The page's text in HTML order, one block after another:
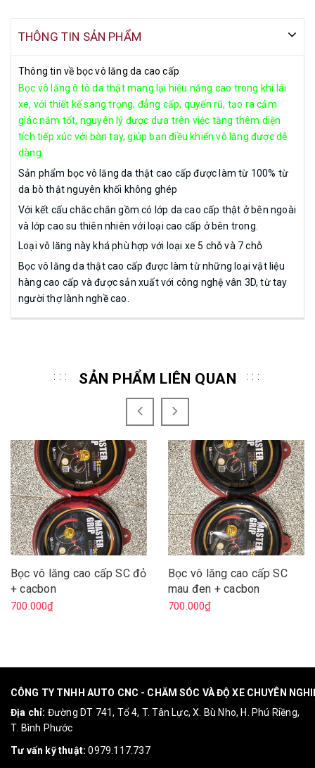
THÔNG TIN SẢN PHẨM
Thông tin về bọc vô lăng da cao cấp
Bọc vô lăng ô tô da thật mang lại hiệu năng cao trong khi lái
xe, với thiết kế sang trọng, đẳng cấp, quyến rũ, tạo ra cảm
giác nắm tốt, nguyên lý được dựa trên việc tăng thêm diện
tích tiếp xúc với bàn tay, giúp bạn điều khiển vô lăng được dễ
dàng.
Sản phẩm bọc vô lăng da thật cao cấp được làm từ 100% từ
da bò thật nguyên khối không ghép
Với kết cấu chắc chắn gồm có lớp da cao cấp thật ở bên ngoài
và lớp cao su thiên nhiên với loại cao cấp ở bên trong.
Loại vô lăng này khá phù hợp với loại xe 5 chỗ và 7 chỗ
Bọc vô lăng da thật cao cấp được làm từ những loại vật liệu
hàng cao cấp và được sản xuất với công nghệ vân 3D, từ tay
người thợ lành nghề cao.
SẢN PHẨM LIÊN QUAN
Bọc vô lăng cao cấp SC đỏ
+ cacbon
700.000₫
Bọc vô lăng cao cấp SC
mau đen + cacbon
700.000₫
CÔNG TY TNHH AUTO CNC - CHĂM SÓC VÀ ĐỘ XE CHUYÊN
Địa chỉ: Đường DT 741, Tổ 4, T. Tân Lực, X. Bù Nho, H. Phú Riềng,
T. Bình Phước
Tư vấn kỹ thuật: 0979.117.737